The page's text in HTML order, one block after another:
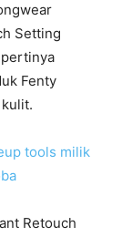
Setting
Fenty
tools milik
Retouch